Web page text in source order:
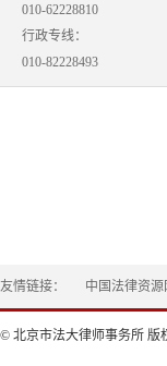
010-62228810
行政专线：
010-82228493
友情链接： 中国法律资源
© 北京市法大律师事务所 版